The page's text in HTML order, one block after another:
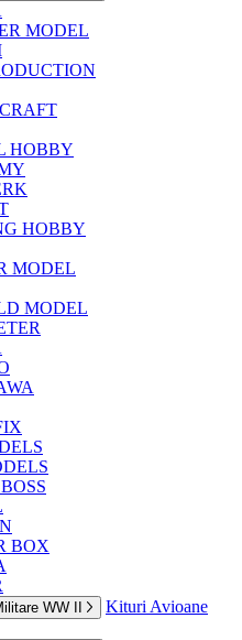
MODEL
HOBBY
HOBBY
MODEL
MODEL
BOX
WW II
Kituri Avioane